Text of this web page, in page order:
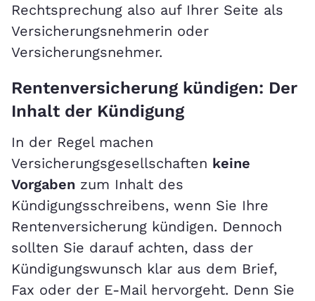
Rechtsprechung also auf Ihrer Seite als
Versicherungsnehmerin oder
Versicherungsnehmer.
Rentenversicherung kündigen: Der
Inhalt der Kündigung
In der Regel machen
Versicherungsgesellschaften keine
Vorgaben zum Inhalt des
Kündigungsschreibens, wenn Sie Ihre
Rentenversicherung kündigen. Dennoch
sollten Sie darauf achten, dass der
Kündigungswunsch klar aus dem Brief,
Fax oder der E-Mail hervorgeht. Denn Sie